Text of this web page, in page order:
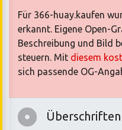
Für 366-huay.kaufen
erkannt. Eigene Open-
Beschreibung und Bild
steuern. Mit diesem
sich passende OG-
Überschriften